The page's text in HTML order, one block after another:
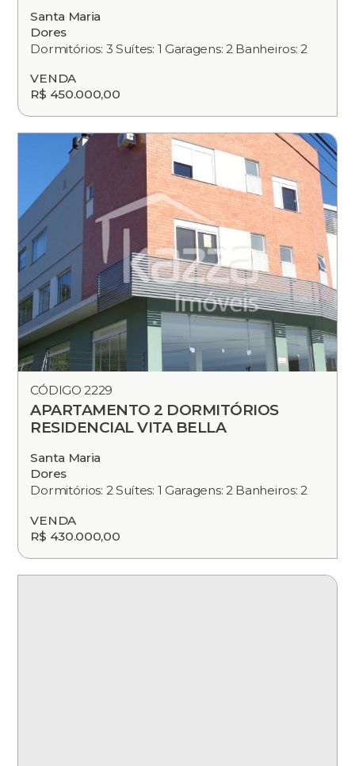
Santa Maria
Dores
Dormitórios: 3 Suítes: 1 Garagens: 2 Banheiros: 2
VENDA
R$ 450.000,00
CÓDIGO 2229
APARTAMENTO 2 DORMITÓRIOS
RESIDENCIAL VITA BELLA
Santa Maria
Dores
Dormitórios: 2 Suítes: 1 Garagens: 2 Banheiros: 2
VENDA
R$ 430.000,00